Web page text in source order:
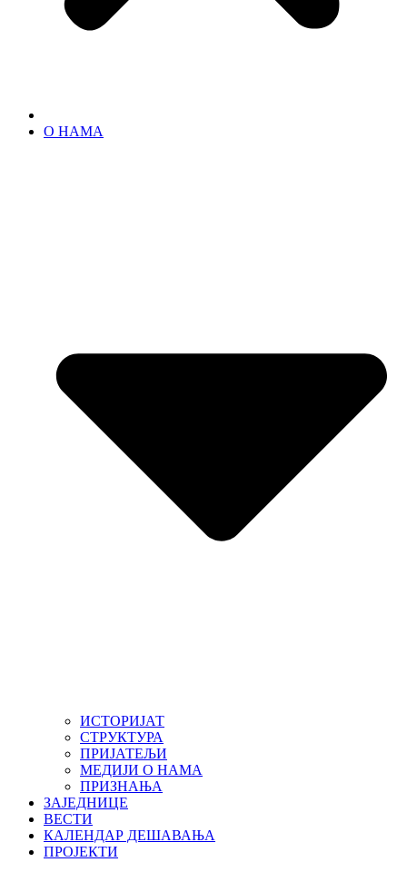
О НАМА
ИСТОРИЈАТ
СТРУКТУРА
ПРИЈАТЕЉИ
МЕДИЈИ О НАМА
ПРИЗНАЊА
ЗАЈЕДНИЦЕ
ВЕСТИ
КАЛЕНДАР ДЕШАВАЊА
ПРОЈЕКТИ